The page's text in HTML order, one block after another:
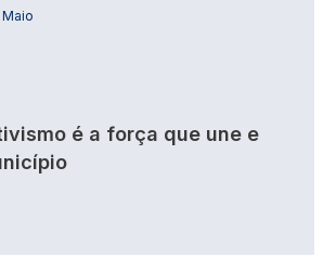
é a força que une e